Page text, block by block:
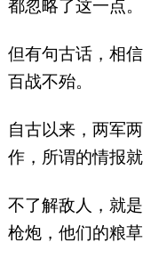
都忽略了这一点。
但有句古话，相
百战不殆。
自古以来，两军
作，所谓的情报就
不了解敌人，就
枪炮，他们的粮